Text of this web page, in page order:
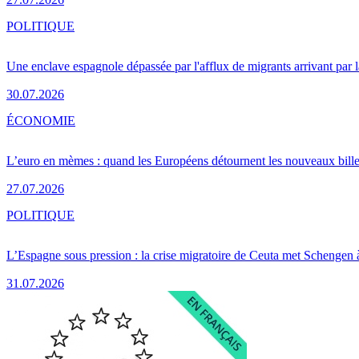
Une enclave espagnole dépassée par l'afflux de migrants arrivant par
30.07.2026
POLITIQUE
L’euro en mèmes : quand les Européens détournent les nouveaux
27.07.2026
ÉCONOMIE
L’Espagne sous pression : la crise migratoire de Ceuta met Schengen
31.07.2026
POLITIQUE